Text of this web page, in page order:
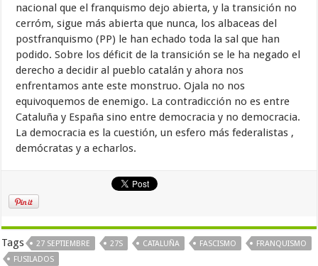
nacional que el franquismo dejo abierta, y la transición no
cerróm, sigue más abierta que nunca, los albaceas del
postfranquismo (PP) le han echado toda la sal que han
podido. Sobre los déficit de la transición se le ha negado el
derecho a decidir al pueblo catalán y ahora nos
enfrentamos ante este monstruo. Ojala no nos
equivoquemos de enemigo. La contradicción no es entre
Cataluña y España sino entre democracia y no democracia.
La democracia es la cuestión, un esfero más federalistas ,
demócratas y a echarlos.
Tags 27 SEPTIEMBRE 27S CATALUÑA FASCISMO
FRANQUISMO
FUSILADOS